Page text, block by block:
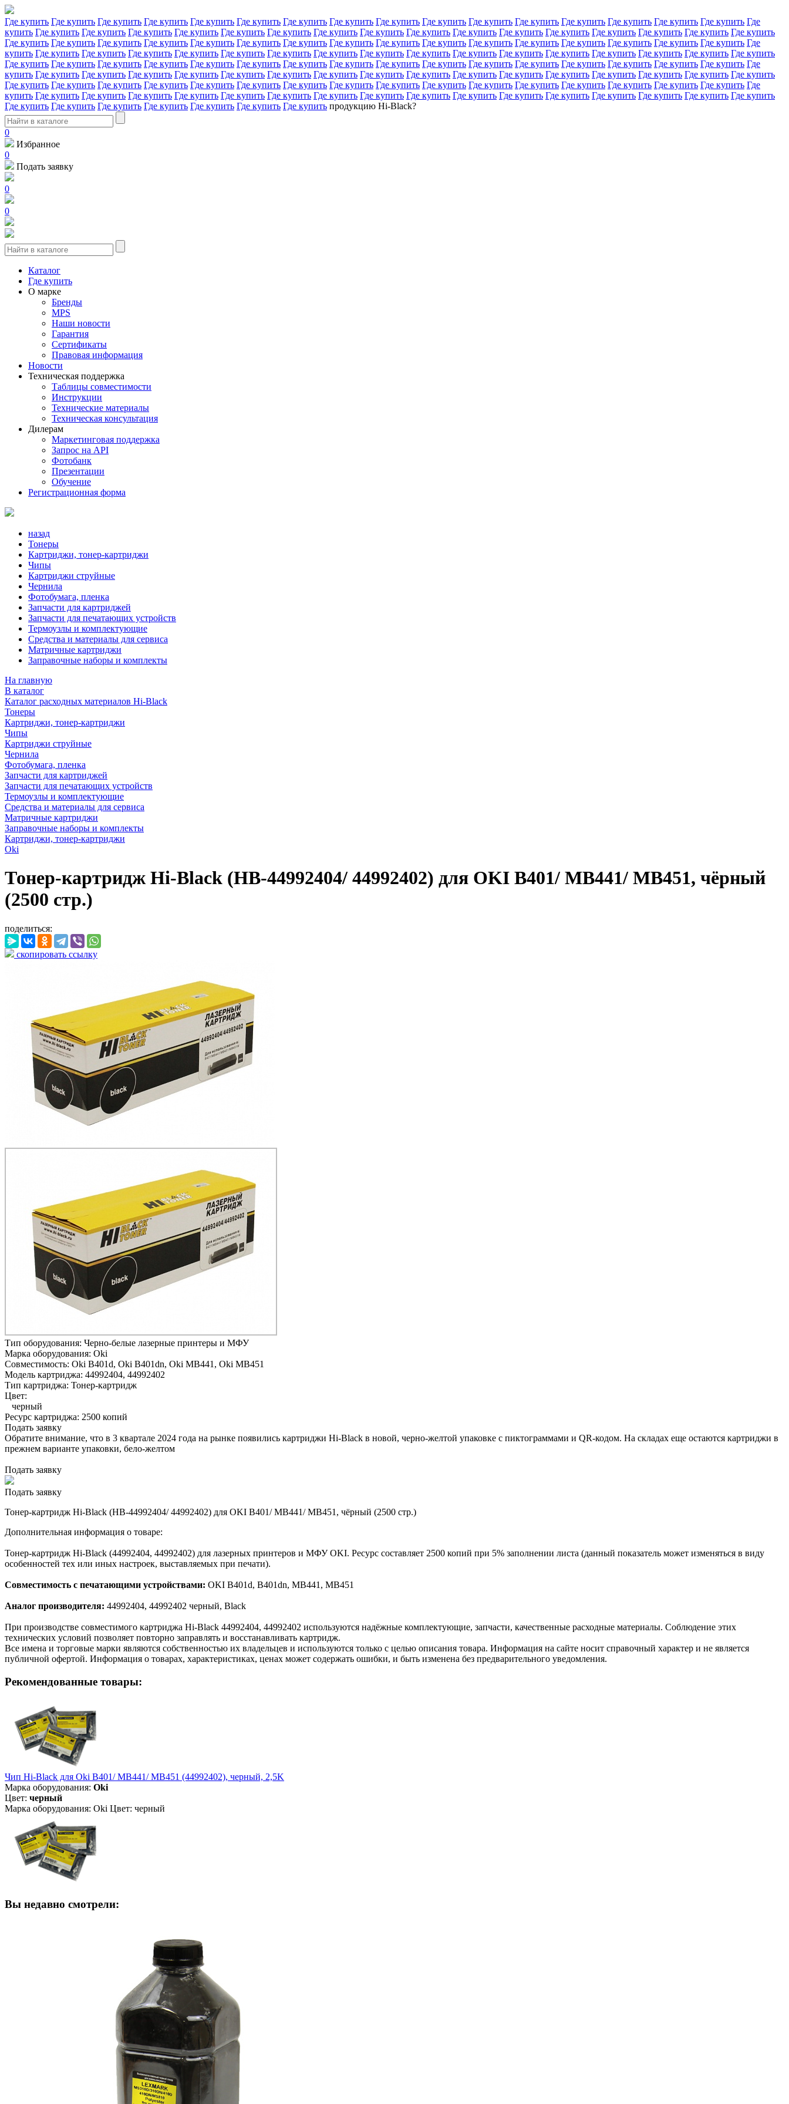
Где купить Где купить Где купить Где купить Где купить Где купить Где купить Где купить Где купить Где купить Где купить Где купить Где купить Где купить Где купить Где купить Где
купить Где купить Где купить Где купить Где купить Где купить Где купить Где купить Где купить Где купить Где купить Где купить Где купить Где купить Где купить Где купить Где купить
Где купить Где купить Где купить Где купить Где купить Где купить Где купить Где купить Где купить Где купить Где купить Где купить Где купить Где купить Где купить Где купить Где
купить Где купить Где купить Где купить Где купить Где купить Где купить Где купить Где купить Где купить Где купить Где купить Где купить Где купить Где купить Где купить Где купить
Где купить Где купить Где купить Где купить Где купить Где купить Где купить Где купить Где купить Где купить Где купить Где купить Где купить Где купить Где купить Где купить Где
купить Где купить Где купить Где купить Где купить Где купить Где купить Где купить Где купить Где купить Где купить Где купить Где купить Где купить Где купить Где купить Где купить
Где купить Где купить Где купить Где купить Где купить Где купить Где купить Где купить Где купить Где купить Где купить Где купить Где купить Где купить Где купить Где купить Где
купить Где купить Где купить Где купить Где купить Где купить Где купить Где купить Где купить Где купить Где купить Где купить Где купить Где купить Где купить Где купить Где купить
Где купить Где купить Где купить Где купить Где купить Где купить Где купить продукцию Hi-Black?
0
Избранное
0
Подать заявку
0
0
Каталог
Где купить
О марке
Бренды
MPS
Наши новости
Гарантия
Сертификаты
Правовая информация
Новости
Техническая поддержка
Таблицы совместимости
Инструкции
Технические материалы
Техническая консультация
Дилерам
Маркетинговая поддержка
Запрос на API
Фотобанк
Презентации
Обучение
Регистрационная форма
назад
Тонеры
Картриджи, тонер-картриджи
Чипы
Картриджи струйные
Чернила
Фотобумага, пленка
Запчасти для картриджей
Запчасти для печатающих устройств
Термоузлы и комплектующие
Средства и материалы для сервиса
Матричные картриджи
Заправочные наборы и комплекты
На главную
В каталог
Каталог расходных материалов Hi-Black
Тонеры
Картриджи, тонер-картриджи
Чипы
Картриджи струйные
Чернила
Фотобумага, пленка
Запчасти для картриджей
Запчасти для печатающих устройств
Термоузлы и комплектующие
Средства и материалы для сервиса
Матричные картриджи
Заправочные наборы и комплекты
Картриджи, тонер-картриджи
Oki
Тонер-картридж Hi-Black (HB-44992404/ 44992402) для OKI B401/ MB441/ MB451, чёрный
(2500 стр.)
поделиться:
скопировать ссылку
Тип оборудования: Черно-белые лазерные принтеры и МФУ
Марка оборудования: Oki
Совместимость: Oki B401d, Oki B401dn, Oki MB441, Oki MB451
Модель картриджа: 44992404, 44992402
Тип картриджа: Тонер-картридж
Цвет:
черный
Ресурс картриджа: 2500 копий
Подать заявку
Обратите внимание, что в 3 квартале 2024 года на рынке появились картриджи Hi-Black в новой, черно-желтой упаковке с пиктограммами и QR-кодом. На складах еще остаются картриджи в
прежнем варианте упаковки, бело-желтом
Подать заявку
Подать заявку
Тонер-картридж Hi-Black (HB-44992404/ 44992402) для OKI B401/ MB441/ MB451, чёрный (2500 стр.)
Дополнительная информация о товаре:
Тонер-картридж Hi-Black (44992404, 44992402) для лазерных принтеров и МФУ OKI. Ресурс составляет 2500 копий при 5% заполнении листа (данный показатель может изменяться в виду
особенностей тех или иных настроек, выставляемых при печати).
Совместимость с печатающими устройствами: OKI B401d, B401dn, MB441, MB451
Аналог производителя: 44992404, 44992402 черный, Black
При производстве совместимого картриджа Hi-Black 44992404, 44992402 используются надёжные комплектующие, запчасти, качественные расходные материалы. Соблюдение этих
технических условий позволяет повторно заправлять и восстанавливать картридж.
Все имена и торговые марки являются собственностью их владельцев и используются только с целью описания товара. Информация на сайте носит справочный характер и не является
публичной офертой. Информация о товарах, характеристиках, ценах может содержать ошибки, и быть изменена без предварительного уведомления.
Рекомендованные товары:
Чип Hi-Black для Oki B401/ MB441/ MB451 (44992402), черный, 2,5K
Марка оборудования: Oki
Цвет: черный
Марка оборудования: Oki Цвет: черный
Вы недавно смотрели: